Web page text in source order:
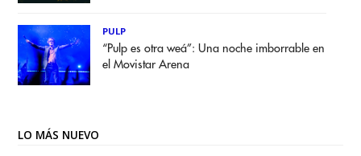
PULP
“Pulp es otra weá”: Una noche imborrable en
el Movistar Arena
LO MÁS NUEVO